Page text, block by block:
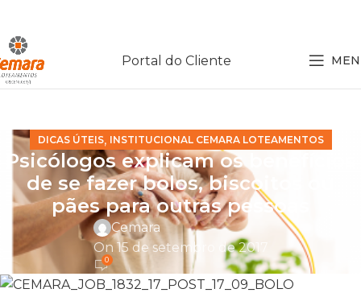
Portal do Cliente
DICAS ÚTEIS, INSTITUCIONAL CEMARA LOTEAMENTOS
Psicólogos explicam os benefícios
de se fazer bolos, biscoitos ou
pães para outras pessoas
Cemara
On 15 de setembro de 2017
0